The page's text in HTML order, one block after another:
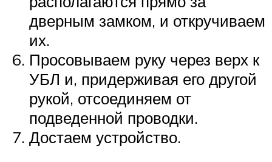
дверным замком, и откручиваем
их.
Просовываем руку через верх к
УБЛ и, придерживая его другой
рукой, отсоединяем от
подведенной проводки.
Достаем устройство.